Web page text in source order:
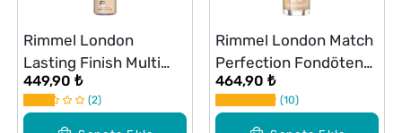
Rimmel London
Lasting Finish Multi
Tasker Kapatıcı No: 20
449,90 ₺
2
Rimmel London Match
Perfection Fondöten
100 Ivory
464,90 ₺
10